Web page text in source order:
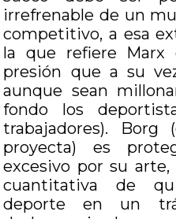
irrefrenable de un
competitivo, a esa
la que refiere Marx
presión que a su
aunque sean
fondo los
trabajadores).
proyecta) es
excesivo por su
cuantitativa de
deporte en un